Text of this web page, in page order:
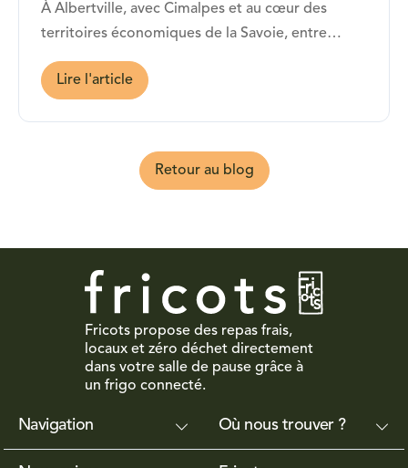
À Albertville, avec Cimalpes et au cœur des
territoires économiques de la Savoie, entre
Chambéry, Annecy et les stations alpines…
Fricots est présent !
Lire l'article
Retour au blog
Fricots propose des repas frais,
locaux et zéro déchet directement
dans votre salle de pause grâce à
un frigo connecté.
Navigation Où nous trouver ?